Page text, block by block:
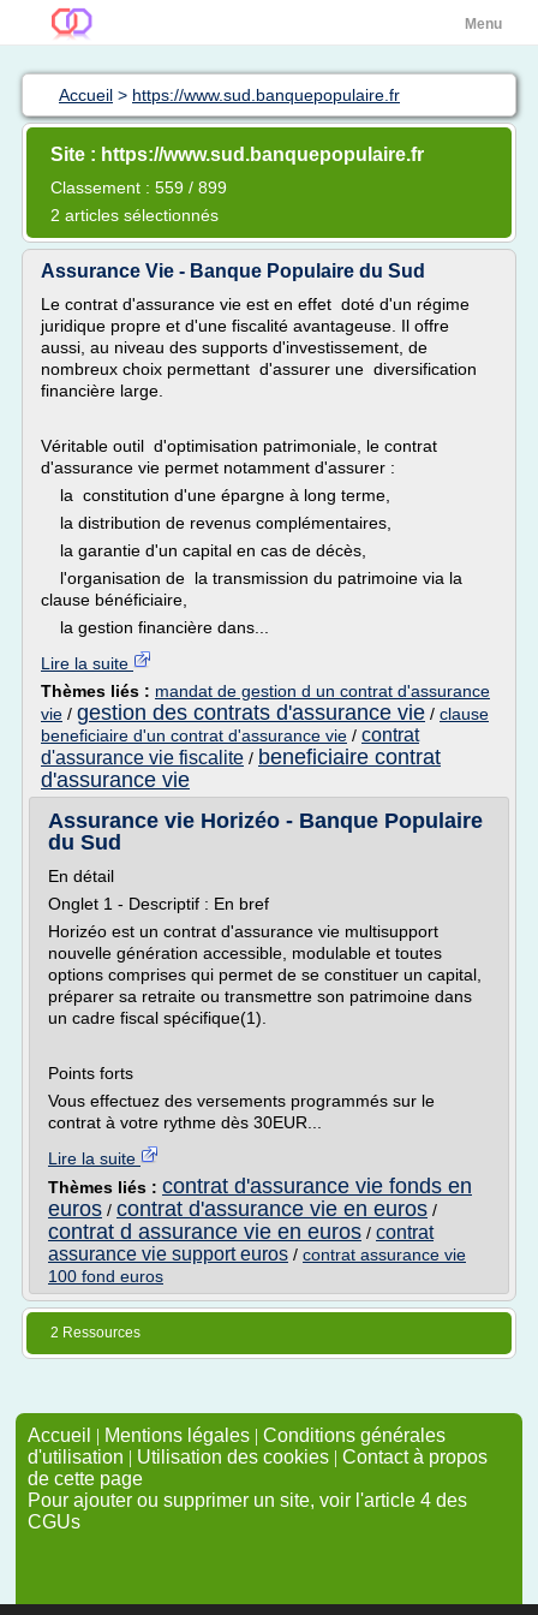
Menu
Accueil > https://www.sud.banquepopulaire.fr
Site : https://www.sud.banquepopulaire.fr
Classement : 559 / 899
2 articles sélectionnés
Assurance Vie - Banque Populaire du Sud
Le contrat d'assurance vie est en effet doté d'un régime
juridique propre et d'une fiscalité avantageuse. Il offre
aussi, au niveau des supports d'investissement, de
nombreux choix permettant d'assurer une diversification
financière large.
Véritable outil d'optimisation patrimoniale, le contrat
d'assurance vie permet notamment d'assurer :
la constitution d'une épargne à long terme,
la distribution de revenus complémentaires,
la garantie d'un capital en cas de décès,
l'organisation de la transmission du patrimoine via la
clause bénéficiaire,
la gestion financière dans...
Lire la suite
Thèmes liés : mandat de gestion d un contrat d'assurance
vie / gestion des contrats d'assurance vie / clause
beneficiaire d'un contrat d'assurance vie / contrat
d'assurance vie fiscalite / beneficiaire contrat
d'assurance vie
Assurance vie Horizéo - Banque Populaire
du Sud
En détail
Onglet 1 - Descriptif : En bref
Horizéo est un contrat d'assurance vie multisupport
nouvelle génération accessible, modulable et toutes
options comprises qui permet de se constituer un capital,
préparer sa retraite ou transmettre son patrimoine dans
un cadre fiscal spécifique(1).
Points forts
Vous effectuez des versements programmés sur le
contrat à votre rythme dès 30EUR...
Lire la suite
Thèmes liés : contrat d'assurance vie fonds en
euros / contrat d'assurance vie en euros /
contrat d assurance vie en euros / contrat
assurance vie support euros / contrat assurance vie
100 fond euros
2 Ressources
Accueil | Mentions légales | Conditions générales
d'utilisation | Utilisation des cookies | Contact à propos
de cette page
Pour ajouter ou supprimer un site, voir l'article 4 des
CGUs